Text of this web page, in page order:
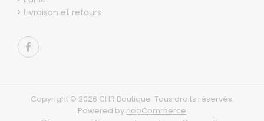
Livraison et retours
Copyright © 2026 CHR Boutique. Tous droits réservés.
Powered by nopCommerce